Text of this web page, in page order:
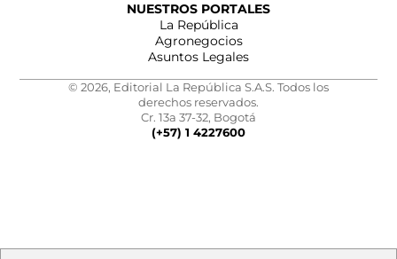
NUESTROS PORTALES
La República
Agronegocios
Asuntos Legales
© 2026, Editorial La República S.A.S. Todos los
derechos reservados.
Cr. 13a 37-32, Bogotá
(+57) 1 4227600